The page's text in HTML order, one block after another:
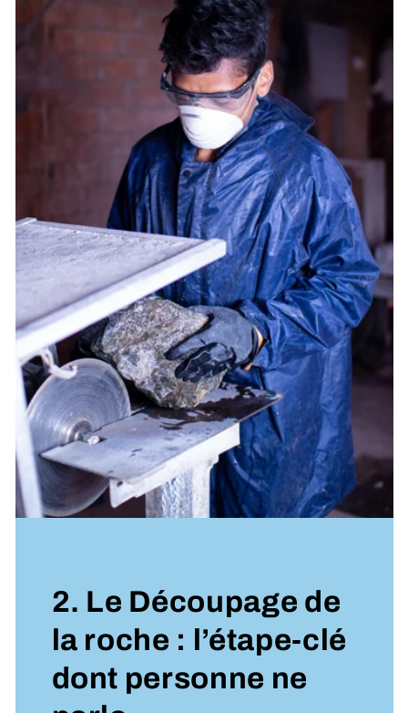
2. Le Découpage de
la roche : l’étape-clé
dont personne ne